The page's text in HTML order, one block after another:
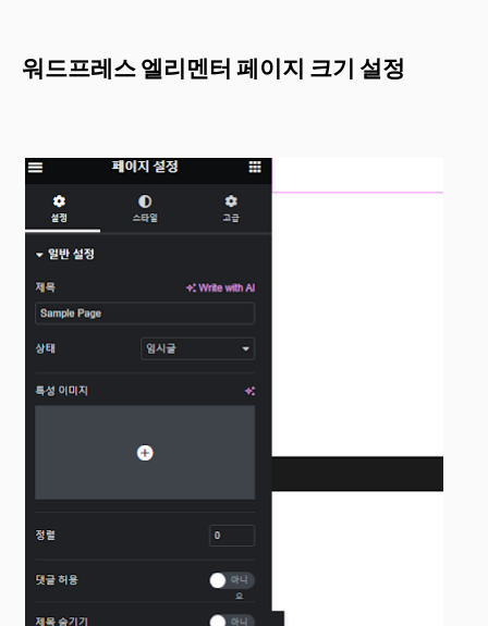
워드프레스 엘리멘터 페이지 크기 설정